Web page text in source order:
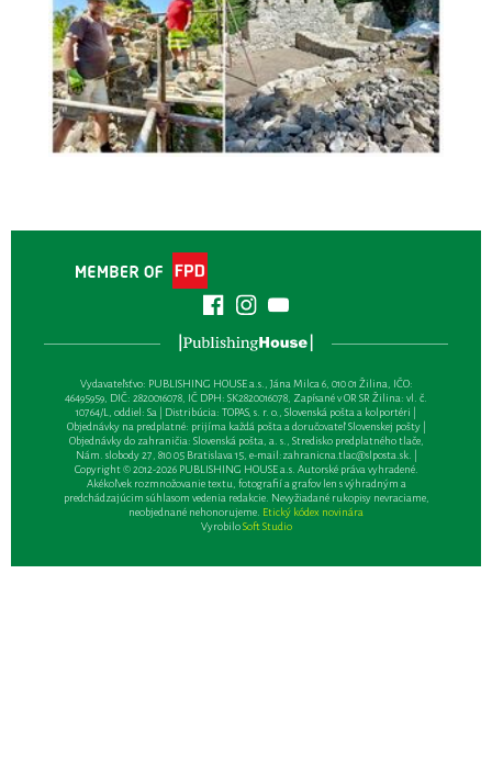
Vydavateľsťvo: PUBLISHING HOUSE a.s., Jána Milca 6, 010 01 Žilina, IČO:
46495959, DIČ: 2820016078, IČ DPH: SK2820016078, Zapísané v OR SR Žilina: vl. č.
10764/L, oddiel: Sa | Distribúcia: TOPAS, s. r. o., Slovenská pošta a kolportéri |
Objednávky na predplatné: prijíma každá pošta a doručovateľ Slovenskej pošty |
Objednávky do zahraničia: Slovenská pošta, a. s., Stredisko predplatného tlače,
Nám. slobody 27, 810 05 Bratislava 15, e-mail:zahranicna.tlac@slposta.sk. |
Copyright © 2012-2026 PUBLISHING HOUSE a.s. Autorské práva vyhradené.
Akékoľvek rozmnožovanie textu, fotografií a grafov len s výhradným a
predchádzajúcim súhlasom vedenia redakcie. Nevyžiadané rukopisy nevraciame,
neobjednané nehonorujeme. Etický kódex novinára
VyrobiloSoft Studio